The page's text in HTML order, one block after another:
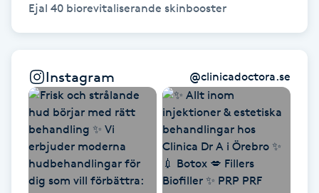
Navelpiercing
Olaplex
Ejal 40 biorevitaliserande skinbooster
Instagram @clinicadoctora.se